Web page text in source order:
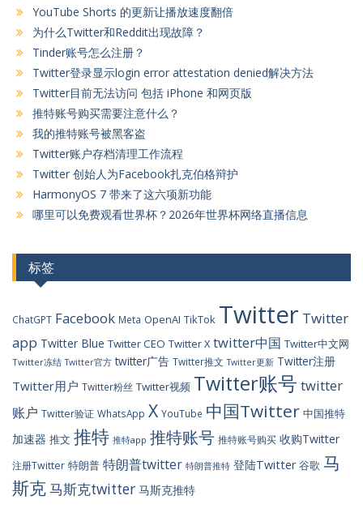
YouTube Shorts 的更新让播放速度翻倍
为什么Twitter和Reddit出现故障？
Tinder账号怎么注册？
Twitter登录显示login error attestation denied解决方法
Twitter目前无法访问 包括 iPhone 和网页版
推特账号购买需要注意什么？
我的推特账号被黑客盗
Twitter账户存档清理工作流程
Twitter 创始人为Facebook扎克伯格辩护
HarmonyOS 7 带来了这六项新功能
哪里可以免费观看世界杯？2026年世界杯网络直播信息
标签
ChatGPT Facebook Meta OpenAI TikTok Twitter Twitter
app Twitter Blue Twitter CEO Twitter X twitter中国 Twitter中文网
Twitter冻结 Twitter官方 twitter广告 Twitter推文 Twitter更新 Twitter注册
Twitter用户 Twitter粉丝 Twitter视频 Twitter账号 twitter
账户 Twitter验证 WhatsApp X YouTube 中国Twitter 中国推特
加速器 推文 推特 推特app 推特账号 推特账号购买 收购Twitter
注册Twitter 特朗普 特朗普twitter 特朗普推特 登陆Twitter 谷歌 马
斯克马斯克twitter 马斯克推特